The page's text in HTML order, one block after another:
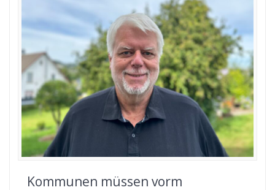
Kommunen müssen vorm